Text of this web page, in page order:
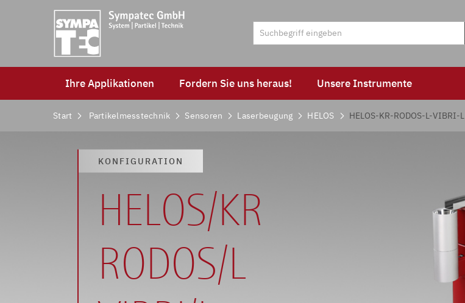
Ihre Applikationen Fordern Sie uns heraus! Unsere Instrumente
Start Partikelmesstechnik Sensoren Laserbeugung HELOS HELOS-KR-RODOS-L-VIBRI-L
KONFIGURATION
HELOS/KR
RODOS/L